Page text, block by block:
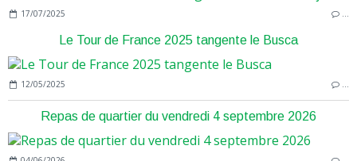
17/07/2025 …
Le Tour de France 2025 tangente le Busca
12/05/2025 …
Repas de quartier du vendredi 4 septembre 2026